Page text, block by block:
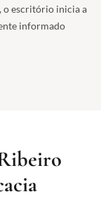
o escritório inicia a
informado